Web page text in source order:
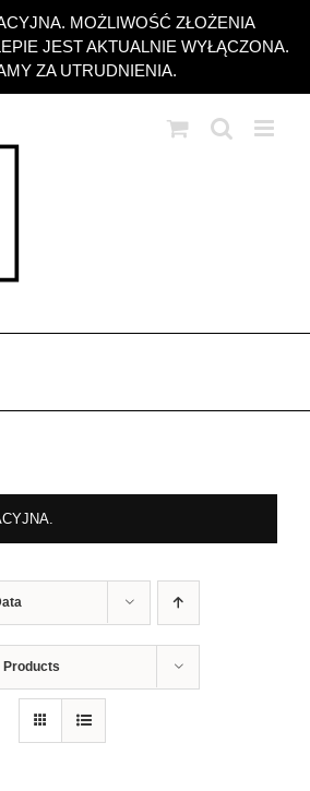
MOŻLIWOŚĆ ZŁOŻENIA
JEST AKTUALNIE WYŁĄCZONA.
ZA UTRUDNIENIA.
Products